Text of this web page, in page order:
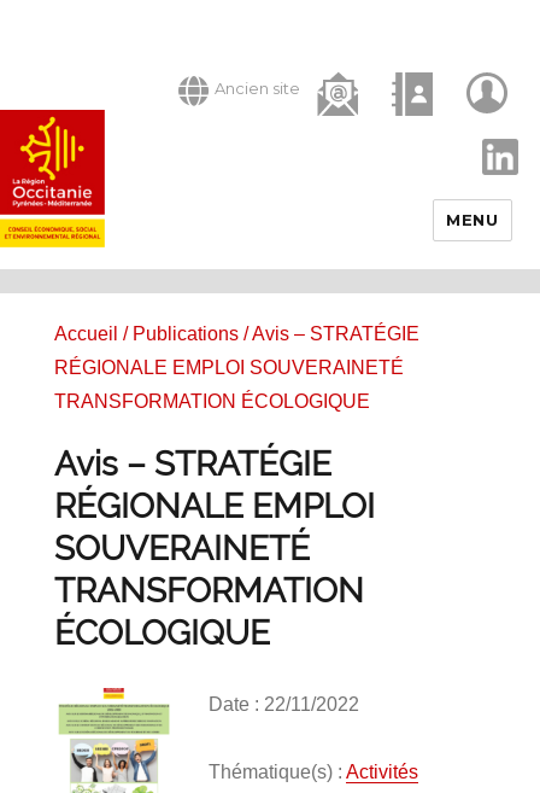
Ancien site
MENU
Accueil / Publications/ Avis – STRATÉGIE
RÉGIONALE EMPLOI SOUVERAINETÉ
TRANSFORMATION ÉCOLOGIQUE
Avis – STRATÉGIE
RÉGIONALE EMPLOI
SOUVERAINETÉ
TRANSFORMATION
ÉCOLOGIQUE
Date : 22/11/2022
Thématique(s) : Activités